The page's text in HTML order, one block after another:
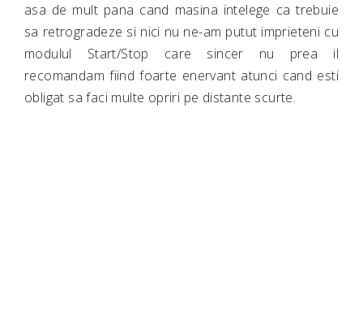
asa de mult pana cand masina intelege ca trebuie
sa retrogradeze si nici nu ne-am putut imprieteni cu
modulul Start/Stop care sincer nu prea il
recomandam fiind foarte enervant atunci cand esti
obligat sa faci multe opriri pe distante scurte.